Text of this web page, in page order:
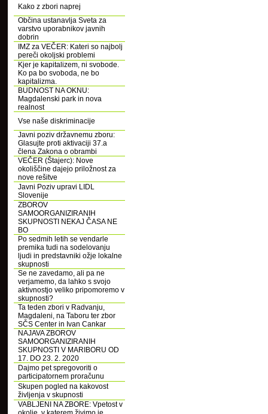
Kako z zbori naprej
Občina ustanavlja Sveta za
varstvo uporabnikov javnih
dobrin
IMZ za VEČER: Kateri so najbolj
pereči okoljski problemi
Kjer je kapitalizem, ni svobode.
Ko pa bo svoboda, ne bo
kapitalizma.
BUDNOST NA OKNU:
Magdalenski park in nova
realnost
Vse naše diskriminacije
Javni poziv državnemu zboru:
Glasujte proti aktivaciji 37.a
člena Zakona o obrambi
VEČER (Štajerc): Nove
okoliščine dajejo priložnost za
nove rešitve
Javni Poziv upravi LIDL
Slovenije
ZBOROV
SAMOORGANIZIRANIH
SKUPNOSTI NEKAJ ČASA NE
BO
Po sedmih letih se vendarle
premika tudi na sodelovanju
ljudi in predstavniki ožje lokalne
skupnosti
Se ne zavedamo, ali pa ne
verjamemo, da lahko s svojo
aktivnostjo veliko pripomoremo v
skupnosti?
Ta teden zbori v Radvanju,
Magdaleni, na Taboru ter zbor
SČS Center in Ivan Cankar
NAJAVA ZBOROV
SAMOORGANIZIRANIH
SKUPNOSTI V MARIBORU OD
17. DO 23. 2. 2020
Dajmo pet spregovoriti o
participatornem proračunu
Skupen pogled na kakovost
življenja v skupnosti
VABLJENI NA ZBORE: Vpetost v